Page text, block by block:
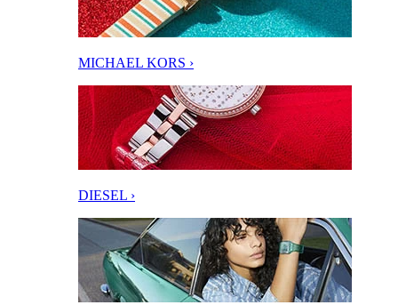
MICHAEL KORS ›
DIESEL ›